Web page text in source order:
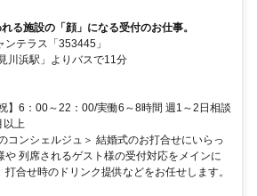
る施設の「顔」になる受付のお仕事。
テラス「353445」
川浜駅」よりバスで11分
】6：00～22：00/実働6～8時間 週1～2日相談
以上
コンシェルジュ＞ 結婚式のお打合せにいらっ
や 列席されるゲスト様の受付対応をメインに
合せ時のドリンク提供などをお任せします。